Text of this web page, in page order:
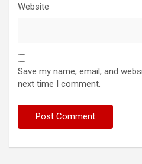
Website
Save my name, email, and
next time I comment.